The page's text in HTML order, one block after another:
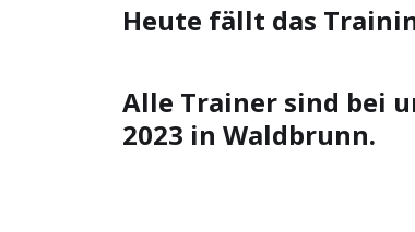
Heute fällt das
Alle Trainer sind bei
2023 in Waldbrunn.